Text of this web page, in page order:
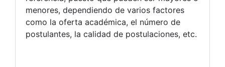
menores, dependiendo de varios factores
como la oferta académica, el número de
postulantes, la calidad de postulaciones, etc.